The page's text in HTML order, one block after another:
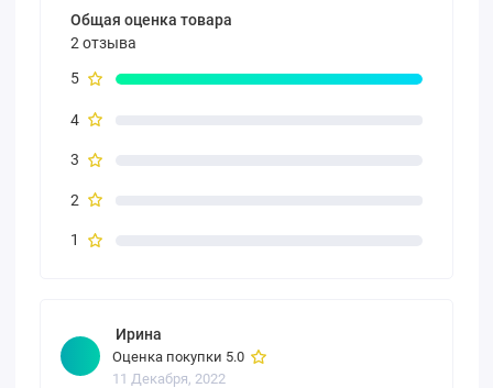
Общая оценка товара
2 отзыва
5
4
3
2
1
Ирина
Оценка покупки 5.0
11 Декабря, 2022